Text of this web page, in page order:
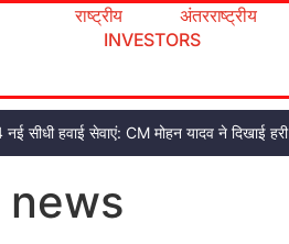
राष्ट्रीय अंतरराष्ट्रीय
INVESTORS
सीधी हवाई सेवाएं: CM मोहन यादव ने दिखाई